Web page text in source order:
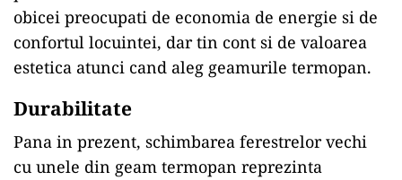
obicei preocupati de economia de energie si de
confortul locuintei, dar tin cont si de valoarea
estetica atunci cand aleg geamurile termopan.
Durabilitate
Pana in prezent, schimbarea ferestrelor vechi
cu unele din geam termopan reprezinta